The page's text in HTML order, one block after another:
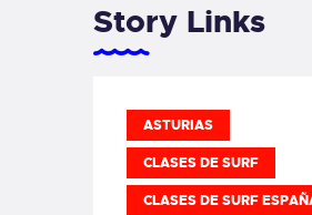
Story Links
ASTURIAS
CLASES DE SURF
CLASES DE SURF